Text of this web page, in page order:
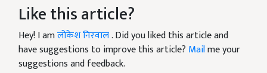
Like this article?
Hey! I amलोकेश निरवाल. Did you liked this article and
have suggestions to improve this article? Mailme your
suggestions and feedback.